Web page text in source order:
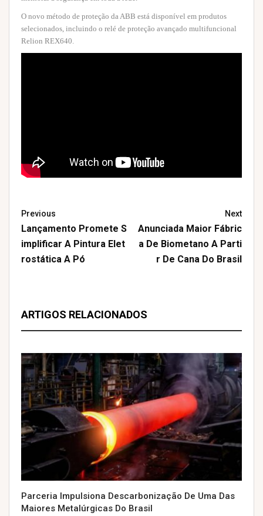
O novo método de proteção da ABB está disponível em produtos
selecionados, incluindo o relé de proteção avançado multifuncional
Relion REX640.
Previous
Lançamento Promete S
Implificar A Pintura Elet
Rostática A Pó
Next
Anunciada Maior Fábric
A De Biometano A Parti
R De Cana Do Brasil
ARTIGOS RELACIONADOS
Parceria Impulsiona Descarbonização De Uma Das
Maiores Metalúrgicas Do Brasil